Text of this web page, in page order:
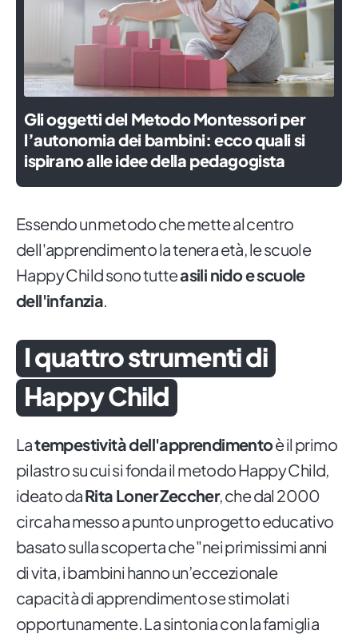
Gli oggetti del Metodo Montessori per
l’autonomia dei bambini: ecco quali si
ispirano alle idee della pedagogista
Essendo un metodo che mette al centro
dell'apprendimento la tenera età, le scuole
Happy Child sono tutteasili nido e scuole
dell'infanzia.
I quattro strumenti di
Happy Child
Latempestività dell'apprendimentoè il primo
pilastro su cui si fonda il metodo Happy Child,
ideato daRita Loner Zeccher, che dal 2000
circa ha messo a punto un progetto educativo
basato sulla scoperta che "nei primissimi anni
di vita, i bambini hanno un’eccezionale
capacità di apprendimento se stimolati
opportunamente. La sintonia con la famiglia